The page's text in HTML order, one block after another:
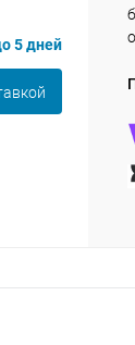
5 дней
вопросы?
02-51